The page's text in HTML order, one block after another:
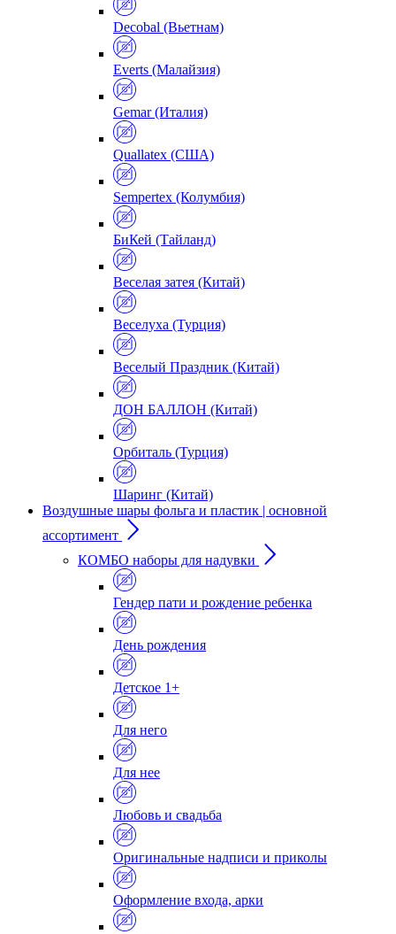
Decobal (Вьетнам)
Everts (Малайзия)
Gemar (Италия)
Quallatex (США)
Sempertex (Колумбия)
БиКей (Тайланд)
Веселая затея (Китай)
Веселуха (Турция)
Веселый Праздник (Китай)
ДОН БАЛЛОН (Китай)
Орбиталь (Турция)
Шаринг (Китай)
Воздушные шары фольга и пластик | основной
ассортимент
КОМБО наборы для надувки
Гендер пати и рождение ребенка
День рождения
Детское 1+
Для него
Для нее
Любовь и свадьба
Оригинальные надписи и приколы
Оформление входа, арки